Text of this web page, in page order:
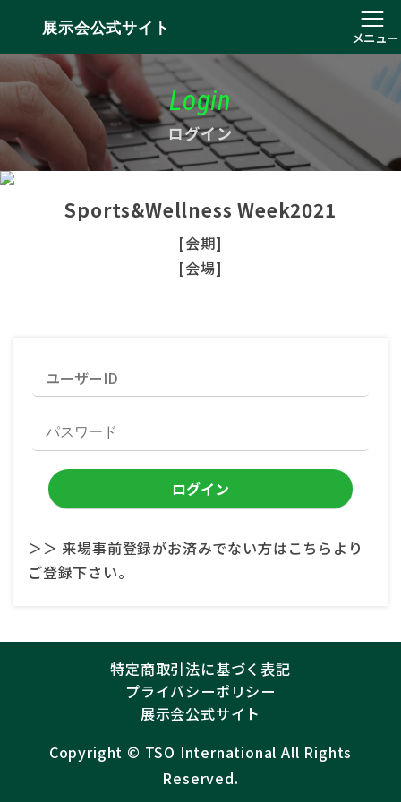
展示会公式サイト
メニュー
Login
ログイン
Sports&Wellness Week2021
[会期]
[会場]
＞＞ 来場事前登録がお済みでない方はこちらより
ご登録下さい。
特定商取引法に基づく表記
プライバシーポリシー
展示会公式サイト
Copyright ©︎ TSO International All Rights
Reserved.